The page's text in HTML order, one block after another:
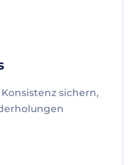
sichern,